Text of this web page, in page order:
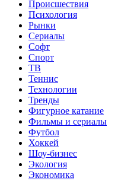
Происшествия
Психология
Рынки
Сериалы
Софт
Спорт
ТВ
Теннис
Технологии
Тренды
Фигурное катание
Фильмы и сериалы
Футбол
Хоккей
Шоу-бизнес
Экология
Экономика